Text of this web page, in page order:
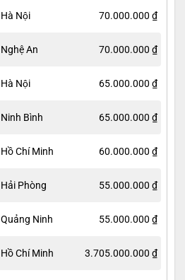
Hà Nội 70.000.000 ₫
Nghệ An 70.000.000 ₫
Hà Nội 65.000.000 ₫
Ninh Bình 65.000.000 ₫
Hồ Chí Minh 60.000.000 ₫
Hải Phòng 55.000.000 ₫
Quảng Ninh 55.000.000 ₫
Hồ Chí Minh 3.705.000.000 ₫